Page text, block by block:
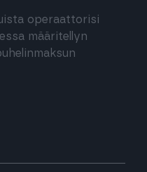
operaattorisi
määritellyn